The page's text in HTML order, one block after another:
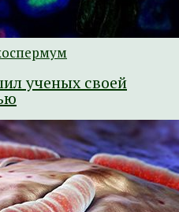
ученых своей